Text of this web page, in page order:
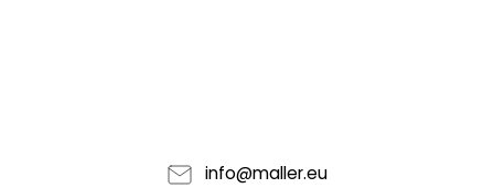
info@maller.eu